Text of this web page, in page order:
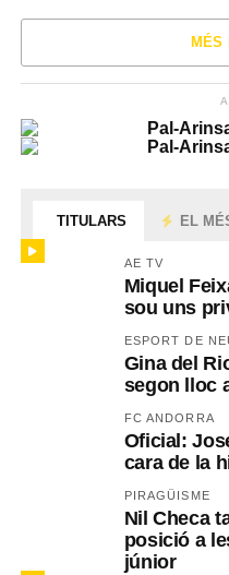
MÉS
TITULARS EL
AE TV
Miquel
sou uns
ESPORT DE
Gina del
segon lloc
FC ANDORRA
Oficial:
cara de la
PIRAGÜISME
Nil Checa
posició a
júnior